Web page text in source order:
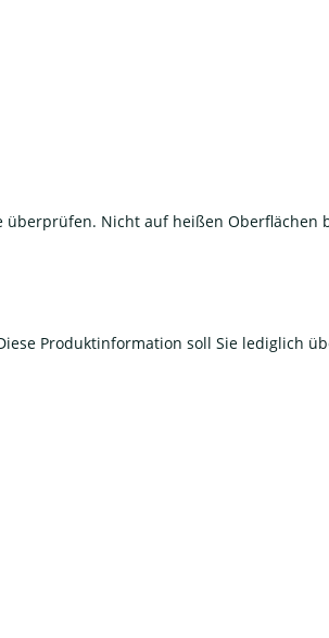
Nicht auf heißen Oberflächen
Produktinformation soll Sie lediglich